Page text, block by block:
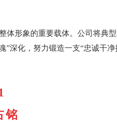
体形象的重要载体。公司将典
深化，努力锻造一支“忠诚干净
铭